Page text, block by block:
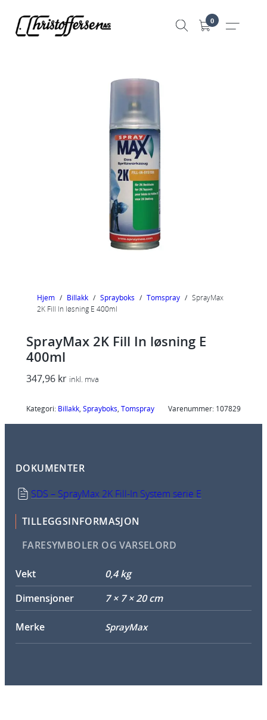
0
Hjem / Billakk / Sprayboks / Tomspray / SprayMax
2K Fill In løsning E 400ml
SprayMax 2K Fill In løsning E
400ml
347,96 kr inkl. mva
Kategori: Billakk, Sprayboks, Tomspray Varenummer: 107829
DOKUMENTER
SDS – SprayMax 2K Fill-In System serie E
TILLEGGSINFORMASJON
FARESYMBOLER OG VARSELORD
Vekt
0,4 kg
Dimensjoner
7 × 7 × 20 cm
Merke SprayMax